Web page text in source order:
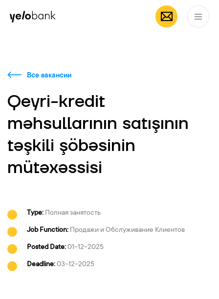
Частным лицам
Все вакансии
Qeyri-kredit
məhsullarının satışının
təşkili şöbəsinin
mütəxəssisi
Type: Полная занятость
Job Function: Продажи и Обслуживание Клиентов
Posted Date:01-12-2025
Deadline:03-12-2025